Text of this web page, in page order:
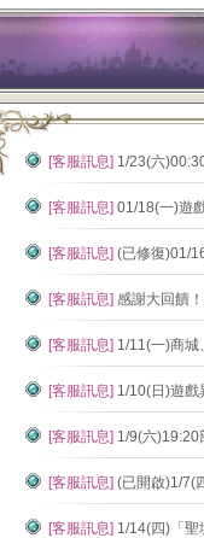
[客服訊息] 1/23(六
[客服訊息] 01/18(一)遊
[客服訊息] (已修復)01/
[客服訊息] 感謝大回饋
[客服訊息] 1/11(一)商城
[客服訊息] 1/10(日)遊戲
[客服訊息] 1/9(六)19:20
[客服訊息] (已開啟)1/7(
[客服訊息] 1/14(四)「聖